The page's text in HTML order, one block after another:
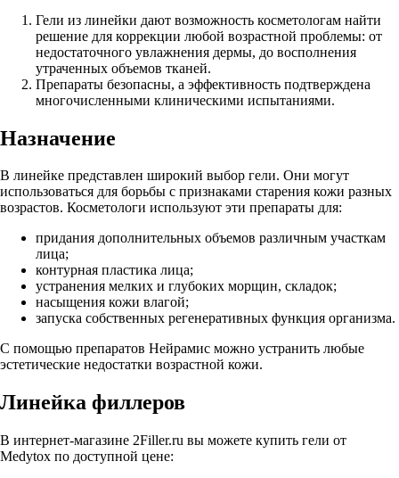
Гели из линейки дают возможность косметологам найти
решение для коррекции любой возрастной проблемы: от
недостаточного увлажнения дермы, до восполнения
утраченных объемов тканей.
Препараты безопасны, а эффективность подтверждена
многочисленными клиническими испытаниями.
Назначение
В линейке представлен широкий выбор гели. Они могут
использоваться для борьбы с признаками старения кожи разных
возрастов. Косметологи используют эти препараты для:
придания дополнительных объемов различным участкам
лица;
контурная пластика лица;
устранения мелких и глубоких морщин, складок;
насыщения кожи влагой;
запуска собственных регенеративных функция организма.
С помощью препаратов Нейрамис можно устранить любые
эстетические недостатки возрастной кожи.
Линейка филлеров
В интернет-магазине 2Filler.ru вы можете купить гели от
Medytox по доступной цене: